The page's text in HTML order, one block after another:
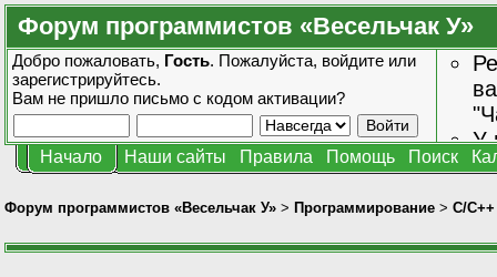
Форум программистов «Весельчак У»
Добро пожаловать, Гость. Пожалуйста, войдите или
зарегистрируйтесь.
Вам не пришло письмо с кодом активации?
У
Начало Наши сайты Правила Помощь Поиск
Форум программистов «Весельчак У» > Программирование > C/C++